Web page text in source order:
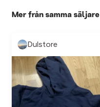
Mer från samma säljare
Dulstore